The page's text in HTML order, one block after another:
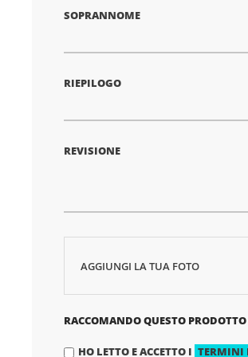
SOPRANNOME
RIEPILOGO
REVISIONE
AGGIUNGI LA TUA FOTO
RACCOMANDO QUESTO PRODOTTO
HO LETTO E ACCETTO I TERMINI